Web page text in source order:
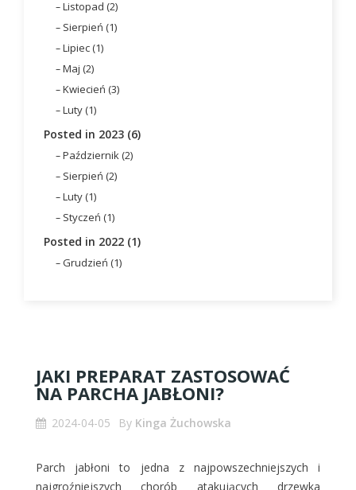
Listopad (2)
Sierpień (1)
Lipiec (1)
Maj (2)
Kwiecień (3)
Luty (1)
Posted in 2023 (6)
Październik (2)
Sierpień (2)
Luty (1)
Styczeń (1)
Posted in 2022 (1)
Grudzień (1)
JAKI PREPARAT ZASTOSOWAĆ
NA PARCHA JABŁONI?
2024-04-05 By Kinga Żuchowska
Parch jabłoni to jedna z najpowszechniejszych i
najgroźniejszych chorób atakujących drzewka